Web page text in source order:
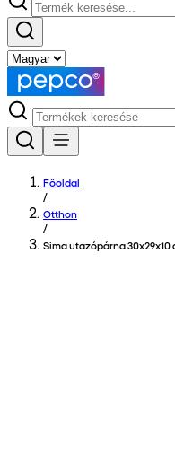
Főoldal
/
Otthon
/
Sima utazópárna 30x29x10